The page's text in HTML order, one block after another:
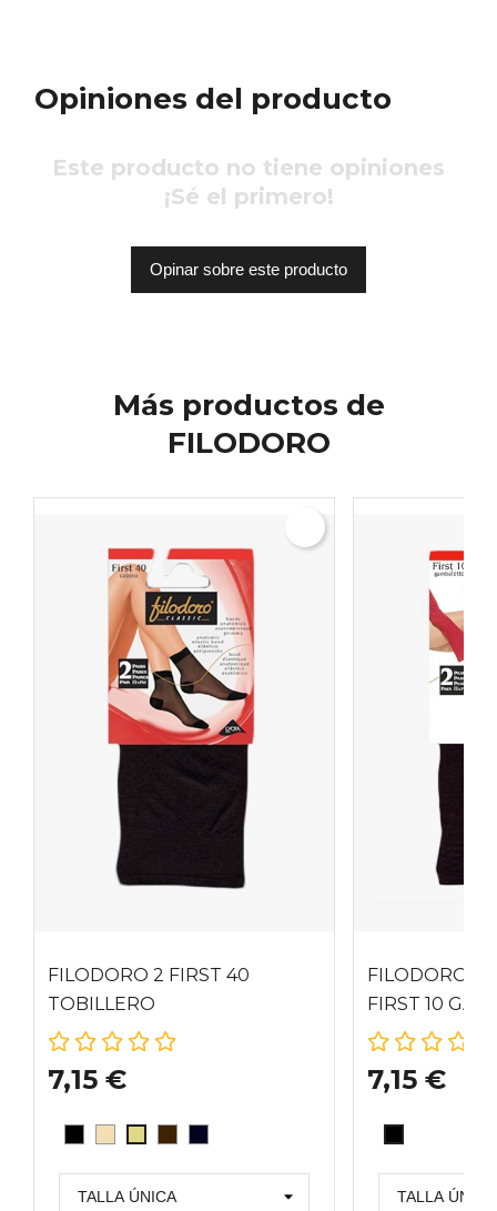
Opiniones del producto
Este producto no tiene opiniones
¡Sé el primero!
Opinar sobre este producto
Más productos de
FILODORO
FILODORO 2 FIRST 40
TOBILLERO
7,15 €
NEGRO
PLAYACOGNAC
CAPPUCCIO
BLU
FILODORO
FIRST 10
7,15 €
NEGRO